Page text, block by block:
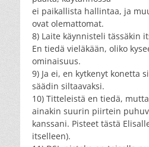
ei paikallista hallintaa, ja
ovat olemattomat.
8) Laite käynnisteli tässäkin
En tiedä vieläkään, oliko
ominaisuus.
9) Ja ei, en kytkenyt konetta
säädin siltaavaksi.
10) Titteleistä en tiedä,
ainakin suurin piirtein
kanssani. Pisteet tästä
itselleen).